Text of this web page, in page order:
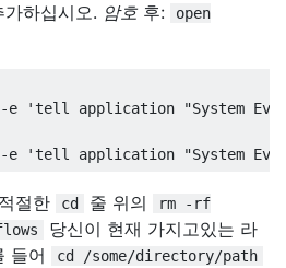
하십시오. 암호 후:
open
e 'tell application "System
절한 cd 줄 위의
rm -rf
당신이 현재 가지고있는 라
들어 cd /some/directory/path